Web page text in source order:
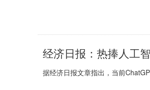
经济日报：热捧人工
据经济日报文章指出，当前